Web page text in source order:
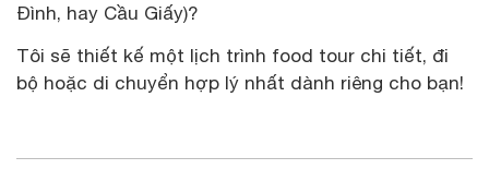
Đình, hay Cầu Giấy)?
Tôi sẽ thiết kế một lịch trình food tour chi tiết, đi
bộ hoặc di chuyển hợp lý nhất dành riêng cho bạn!